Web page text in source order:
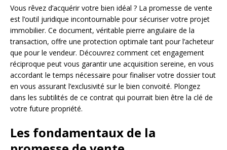
Vous rêvez d’acquérir votre bien idéal ? La promesse de vente
est l’outil juridique incontournable pour sécuriser votre projet
immobilier. Ce document, véritable pierre angulaire de la
transaction, offre une protection optimale tant pour l’acheteur
que pour le vendeur. Découvrez comment cet engagement
réciproque peut vous garantir une acquisition sereine, en vous
accordant le temps nécessaire pour finaliser votre dossier tout
en vous assurant l’exclusivité sur le bien convoité. Plongez
dans les subtilités de ce contrat qui pourrait bien être la clé de
votre future propriété.
Les fondamentaux de la